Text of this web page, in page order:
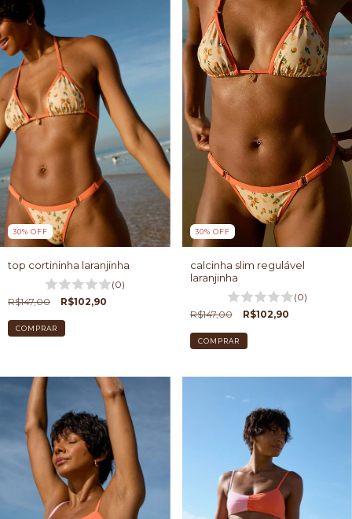
30% OFF
top cortininha laranjinha
(0)
R$147,00
R$102,90
COMPRAR
30% OFF
calcinha slim regulável
laranjinha
(0)
R$147,00
R$102,90
COMPRAR